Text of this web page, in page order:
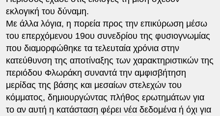
εκλογική του δύναμη.
Με άλλα λόγια, η πορεία προς την επικύρωση μέσω
του επερχόμενου 19ου συνεδρίου της φυσιογνωμίας
που διαμορφώθηκε τα τελευταία χρόνια στην
κατεύθυνση της αποτίναξης των χαρακτηριστικών της
περιόδου Φλωράκη συναντά την αμφισβήτηση
μερίδας της βάσης και μεσαίων στελεχών του
κόμματος, δημιουργώντας πλήθος ερωτημάτων για
το αν αυτή η κατάσταση φέρει νέα δεδομένα ή όχι για